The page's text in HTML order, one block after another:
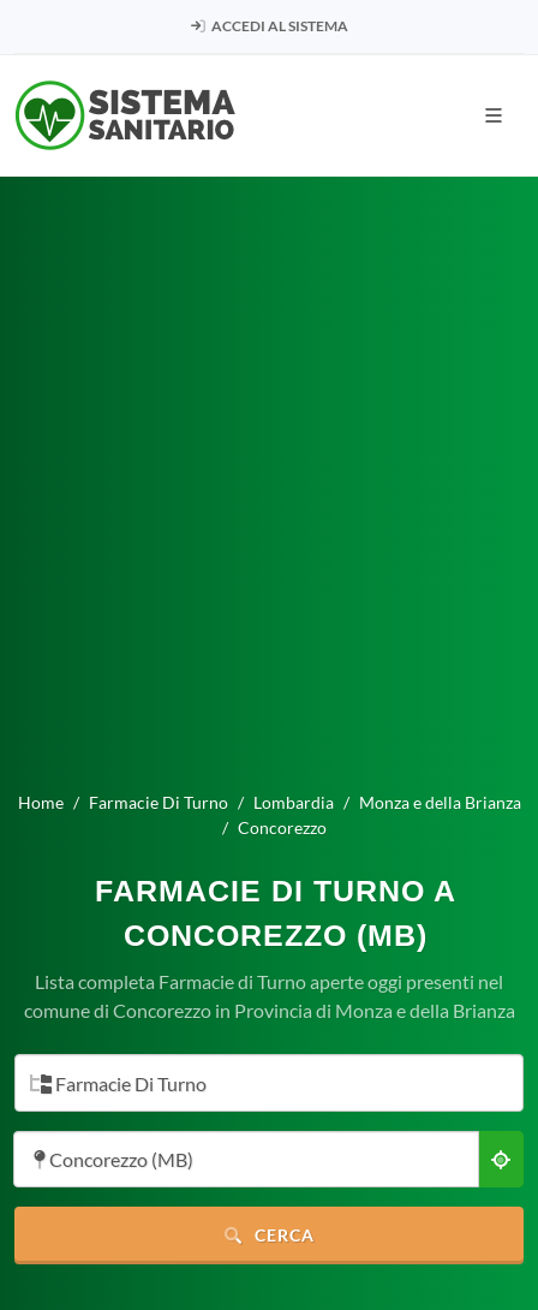
ACCEDI AL SISTEMA
Home Farmacie Di Turno Lombardia
Monza e della Brianza
Concorezzo
FARMACIE DI TURNO A
CONCOREZZO (MB)
Lista completa Farmacie di Turno aperte oggi presenti nel
comune di Concorezzo in Provincia di Monza e della Brianza
Farmacie Di Turno
Concorezzo (MB)
CERCA